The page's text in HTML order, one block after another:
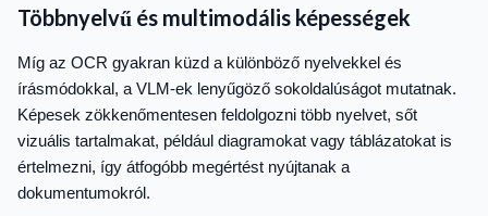
Többnyelvű és multimodális képességek
Míg az OCR gyakran küzd a különböző nyelvekkel és
írásmódokkal, a VLM-ek lenyűgöző sokoldalúságot mutatnak.
Képesek zökkenőmentesen feldolgozni több nyelvet, sőt
vizuális tartalmakat, például diagramokat vagy táblázatokat is
értelmezni, így átfogóbb megértést nyújtanak a
dokumentumokról.